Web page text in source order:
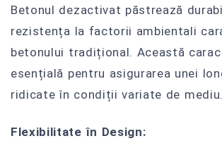
Betonul dezactivat păstrează
rezistența la factorii ambientali
betonului tradițional. Această
esențială pentru asigurarea unei
ridicate în condiții variate de mediu.
Flexibilitate în Design: